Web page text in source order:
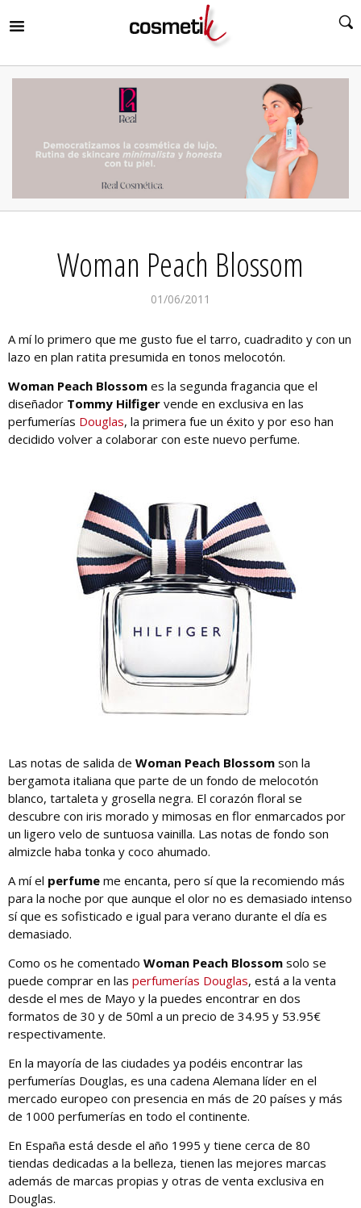
Woman Peach Blossom
01/06/2011
A mí lo primero que me gusto fue el tarro, cuadradito y con un
lazo en plan ratita presumida en tonos melocotón.
Woman Peach Blossom es la segunda fragancia que el
diseñador Tommy Hilfiger vende en exclusiva en las
perfumerías Douglas, la primera fue un éxito y por eso han
decidido volver a colaborar con este nuevo perfume.
Las notas de salida de Woman Peach Blossom son la
bergamota italiana que parte de un fondo de melocotón
blanco, tartaleta y grosella negra. El corazón floral se
descubre con iris morado y mimosas en flor enmarcados por
un ligero velo de suntuosa vainilla. Las notas de fondo son
almizcle haba tonka y coco ahumado.
A mí el perfume me encanta, pero sí que la recomiendo más
para la noche por que aunque el olor no es demasiado intenso
sí que es sofisticado e igual para verano durante el día es
demasiado.
Como os he comentado Woman Peach Blossom solo se
puede comprar en las perfumerías Douglas, está a la venta
desde el mes de Mayo y la puedes encontrar en dos
formatos de 30 y de 50ml a un precio de 34.95 y 53.95€
respectivamente.
En la mayoría de las ciudades ya podéis encontrar las
perfumerías Douglas, es una cadena Alemana líder en el
mercado europeo con presencia en más de 20 países y más
de 1000 perfumerías en todo el continente.
En España está desde el año 1995 y tiene cerca de 80
tiendas dedicadas a la belleza, tienen las mejores marcas
además de marcas propias y otras de venta exclusiva en
Douglas.